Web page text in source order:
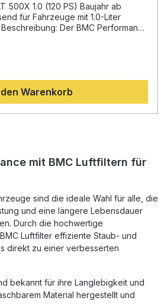
500X 1.0 (120 PS) Baujahr ab
für Fahrzeuge mit 1.0-Liter
Der BMC Performance
die spezielle Bauweise ermöglicht
Diese Technologie stammt aus
die volle Ausschöpfung
sogenannte „Full Moulding“-
garantiert ein einteiliges Design
bei gleichzeitig
zu gewährleisten. Das Gewebe aus
schützt vor
und wartungsfreundlichen Luftfilter,
sondern auch die
Luftdurchsatz
BMC-
Verfahren Langlebige
Oxidation und Kraftstoffdämpfen
Direkter
Herstellers
Warenkorb
mit BMC Luftfiltern für
sind die ideale Wahl für alle, die
und eine längere Lebensdauer
Durch die hochwertige
Luftfilter effiziente Staub- und
direkt zu einer verbesserten
bekannt für ihre Langlebigkeit und
Material hergestellt und